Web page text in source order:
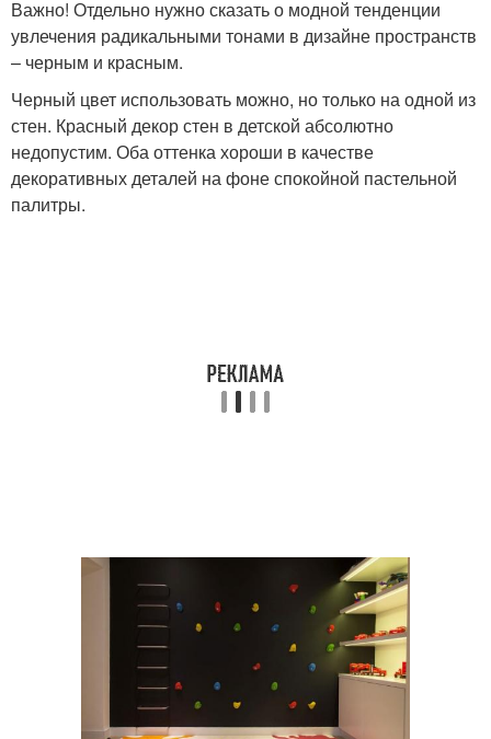
Важно! Отдельно нужно сказать о модной тенденции
увлечения радикальными тонами в дизайне пространств
– черным и красным.
Черный цвет использовать можно, но только на одной из
стен. Красный декор стен в детской абсолютно
недопустим. Оба оттенка хороши в качестве
декоративных деталей на фоне спокойной пастельной
палитры.